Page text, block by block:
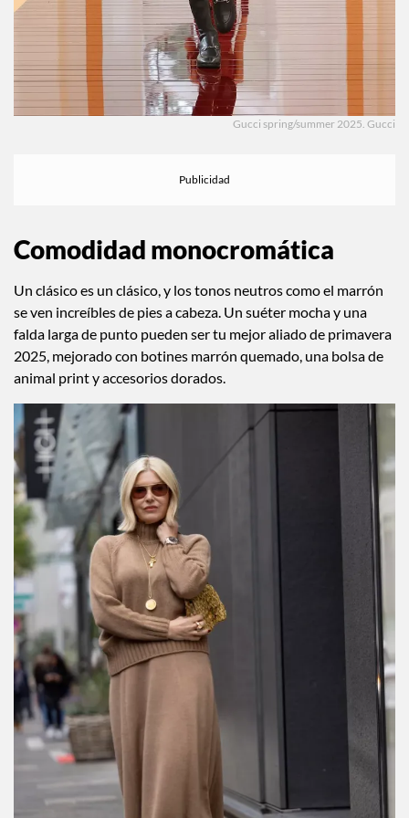
Gucci spring/summer 2025. Gucci
Comodidad monocromática
Un clásico es un clásico, y los tonos neutros como el marrón
se ven increíbles de pies a cabeza. Un suéter mocha y una
falda larga de punto pueden ser tu mejor aliado de primavera
2025, mejorado con botines marrón quemado, una bolsa de
animal print y accesorios dorados.